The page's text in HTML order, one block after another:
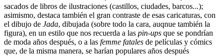
sacados de libros de ilustraciones (castillos, ciudades, barcos...);
asimismo, destaca también el gran contraste de esas caricaturas, con
el dibujo de Jada, dibujada (sobre todo la cara, auqnue también la
figura), en un estilo que nos recuerda a las pin-ups que se pondrían
de moda años después, o a las femme fatales de películas y cómics
que, de la misma manera, se harían populares años después